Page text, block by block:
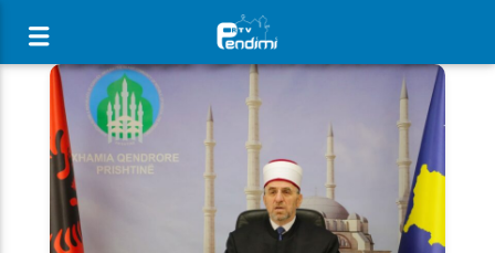
[There are no radio stations in the database]